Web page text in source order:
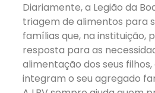
Diariamente, a Legião da
triagem de alimentos para
famílias que, na instituição,
resposta para as
alimentação dos seus filhos,
integram o seu agregado